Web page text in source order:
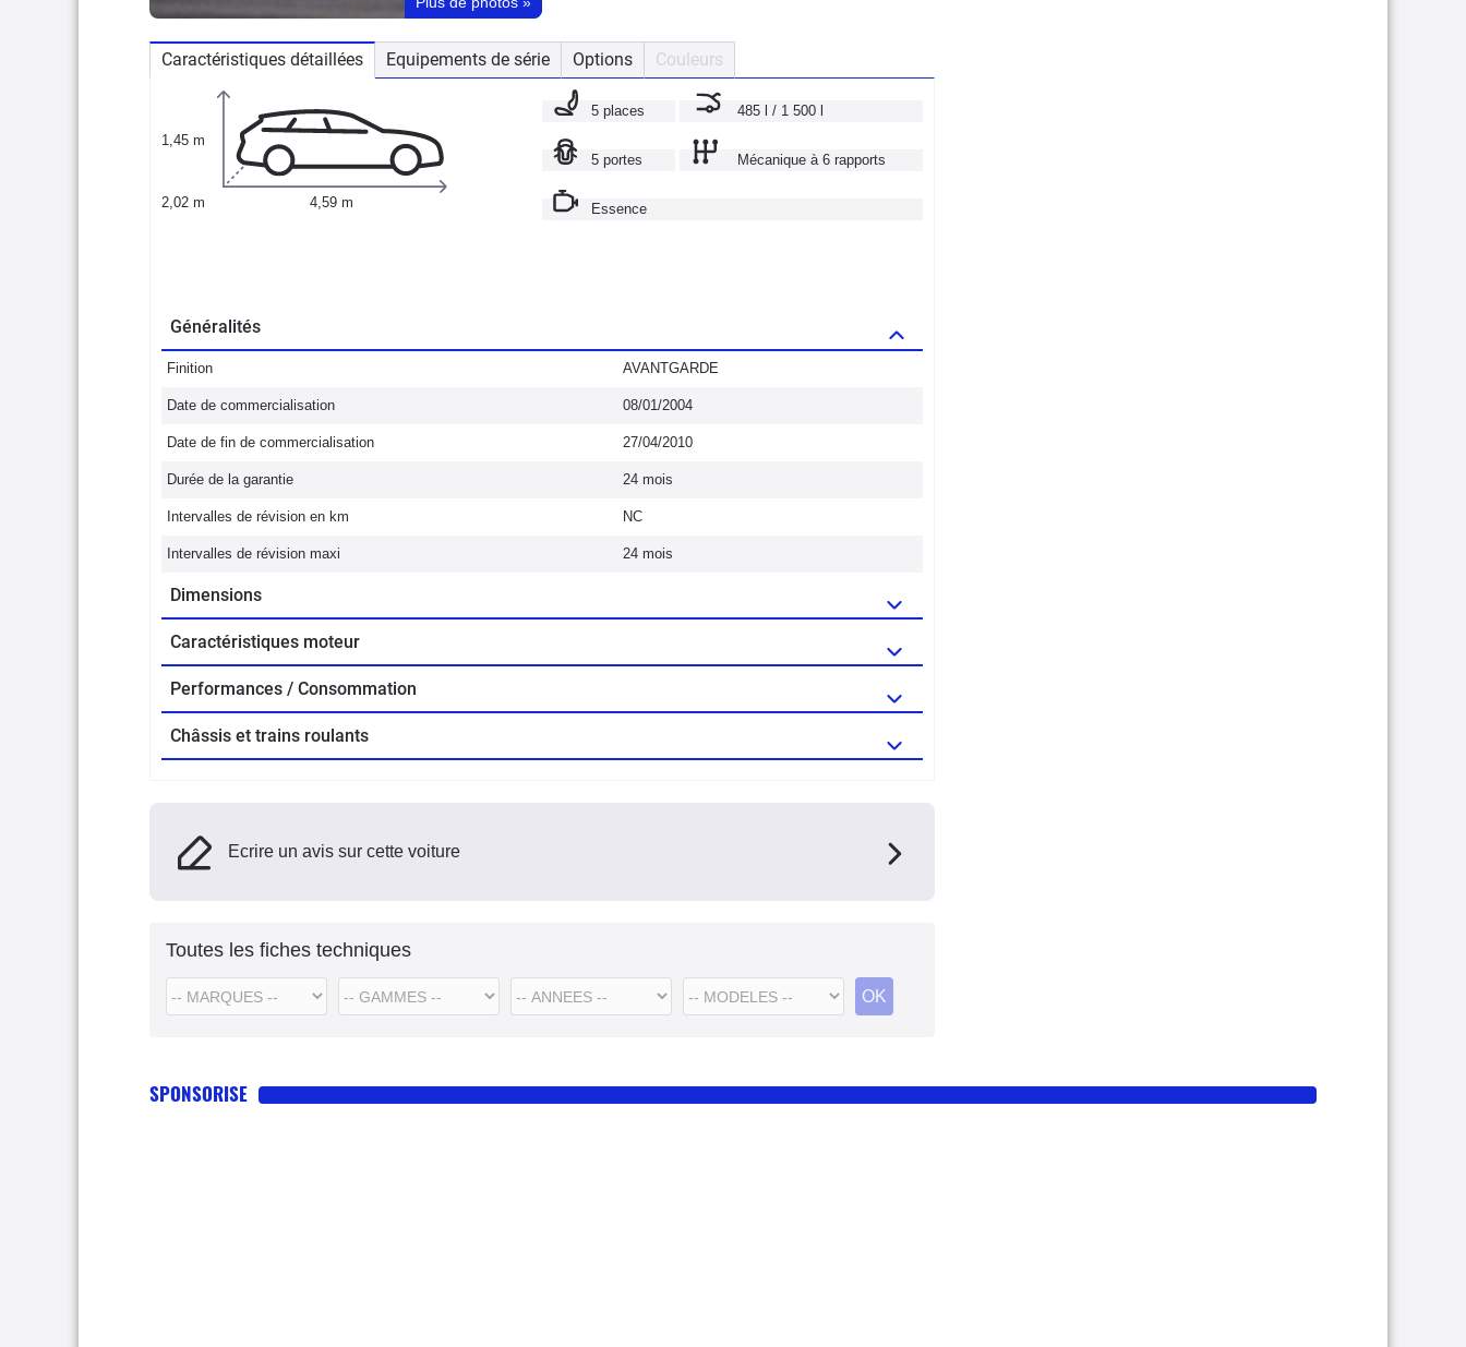
Caractéristiques détaillées Equipements de série Options Couleurs
1,45 m
2,02 m 4,59 m
5 places 485 l / 1 500 l
5 portes Mécanique à 6 rapports
Essence
Généralités
Finition AVANTGARDE
Date de commercialisation 08/01/2004
Date de fin de commercialisation 27/04/2010
Durée de la garantie 24 mois
Intervalles de révision en km NC
Intervalles de révision maxi 24 mois
Dimensions
Caractéristiques moteur
Performances / Consommation
Châssis et trains roulants
Ecrire un avis sur cette voiture
Toutes les fiches techniques
SPONSORISE